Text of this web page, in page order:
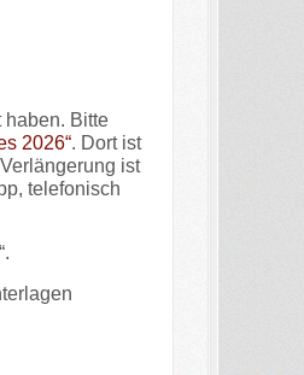
Bitte
2026“. Dort ist
ist
telefonisch